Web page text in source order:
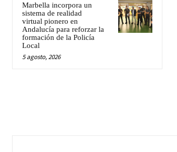
Marbella incorpora un
sistema de realidad
virtual pionero en
Andalucía para reforzar la
formación de la Policía
Local
5 agosto, 2026